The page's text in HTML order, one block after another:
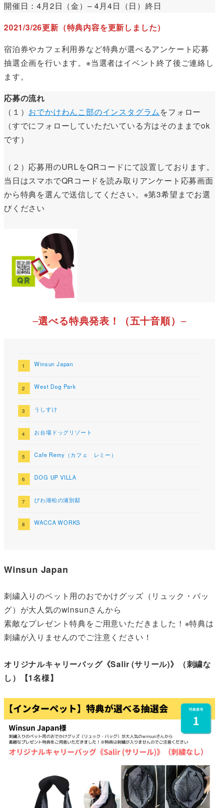
開催日：4月2日（金）– 4月4日（日）終日
2021/3/26更新（特典内容を更新しました）
宿泊券やカフェ利用券など特典が選べるアンケート応募
抽選企画を行います。※当選者はイベント終了後ご連絡し
ます。
応募の流れ
（１） おでかけわんこ部のインスタグラムをフォロー
（すでにフォローしていただいている方はそのままでok
です）
（２）応募用のURLをQRコードにて設置しております。
当日はスマホでQRコードを読み取りアンケート応募画面
から特典を選んで送信してください。※第3希望までお選
びください
–選べる特典発表！（五十音順） –
Winsun Japan
West Dog Park
うしすけ
お台場ドッグリゾート
Cafe Remy（カフェ レミー）
DOG UP VILLA
びわ湖松の浦別邸
WACCA WORKS
Winsun Japan
刺繍入りのペット用のおでかけグッズ（リュック・バッ
グ）が大人気のwinsunさんから
素敵なプレゼント特典をご用意いただきました！※特典は
刺繍が入りませんのでご注意ください！
オリジナルキャリーバッグ《Salir (サリール)》（刺繍な
し）【1名様】